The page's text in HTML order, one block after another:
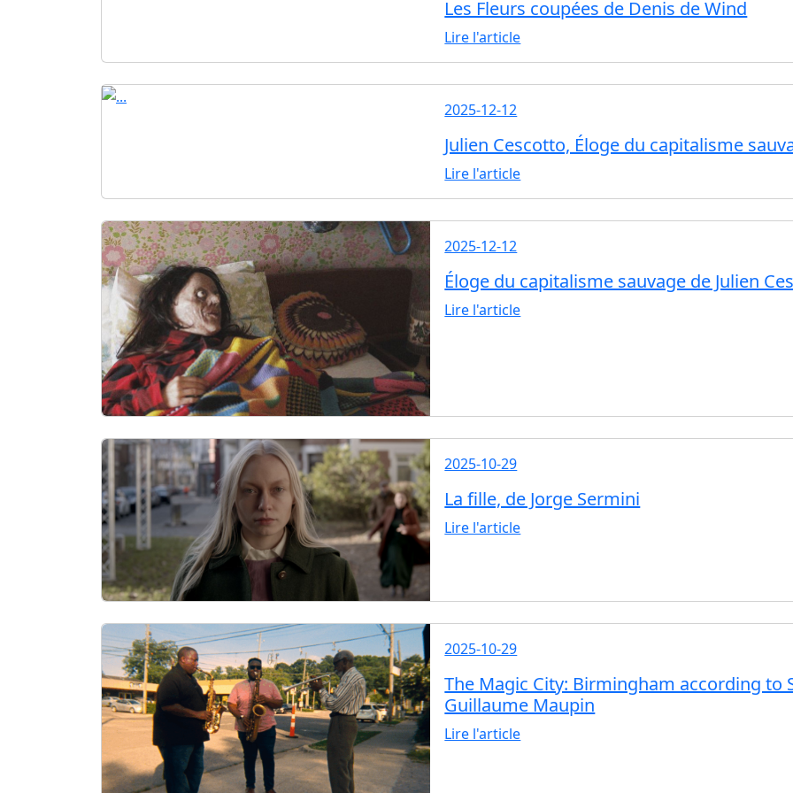
Les Fleurs coupées de Denis de Wind
Lire l'article
2025-12-12
Julien Cescotto, Éloge du capitalisme
Lire l'article
2025-12-12
Éloge du capitalisme sauvage de Julien
Lire l'article
2025-10-29
La fille, de Jorge Sermini
Lire l'article
2025-10-29
The Magic City: Birmingham according to
Guillaume Maupin
Lire l'article